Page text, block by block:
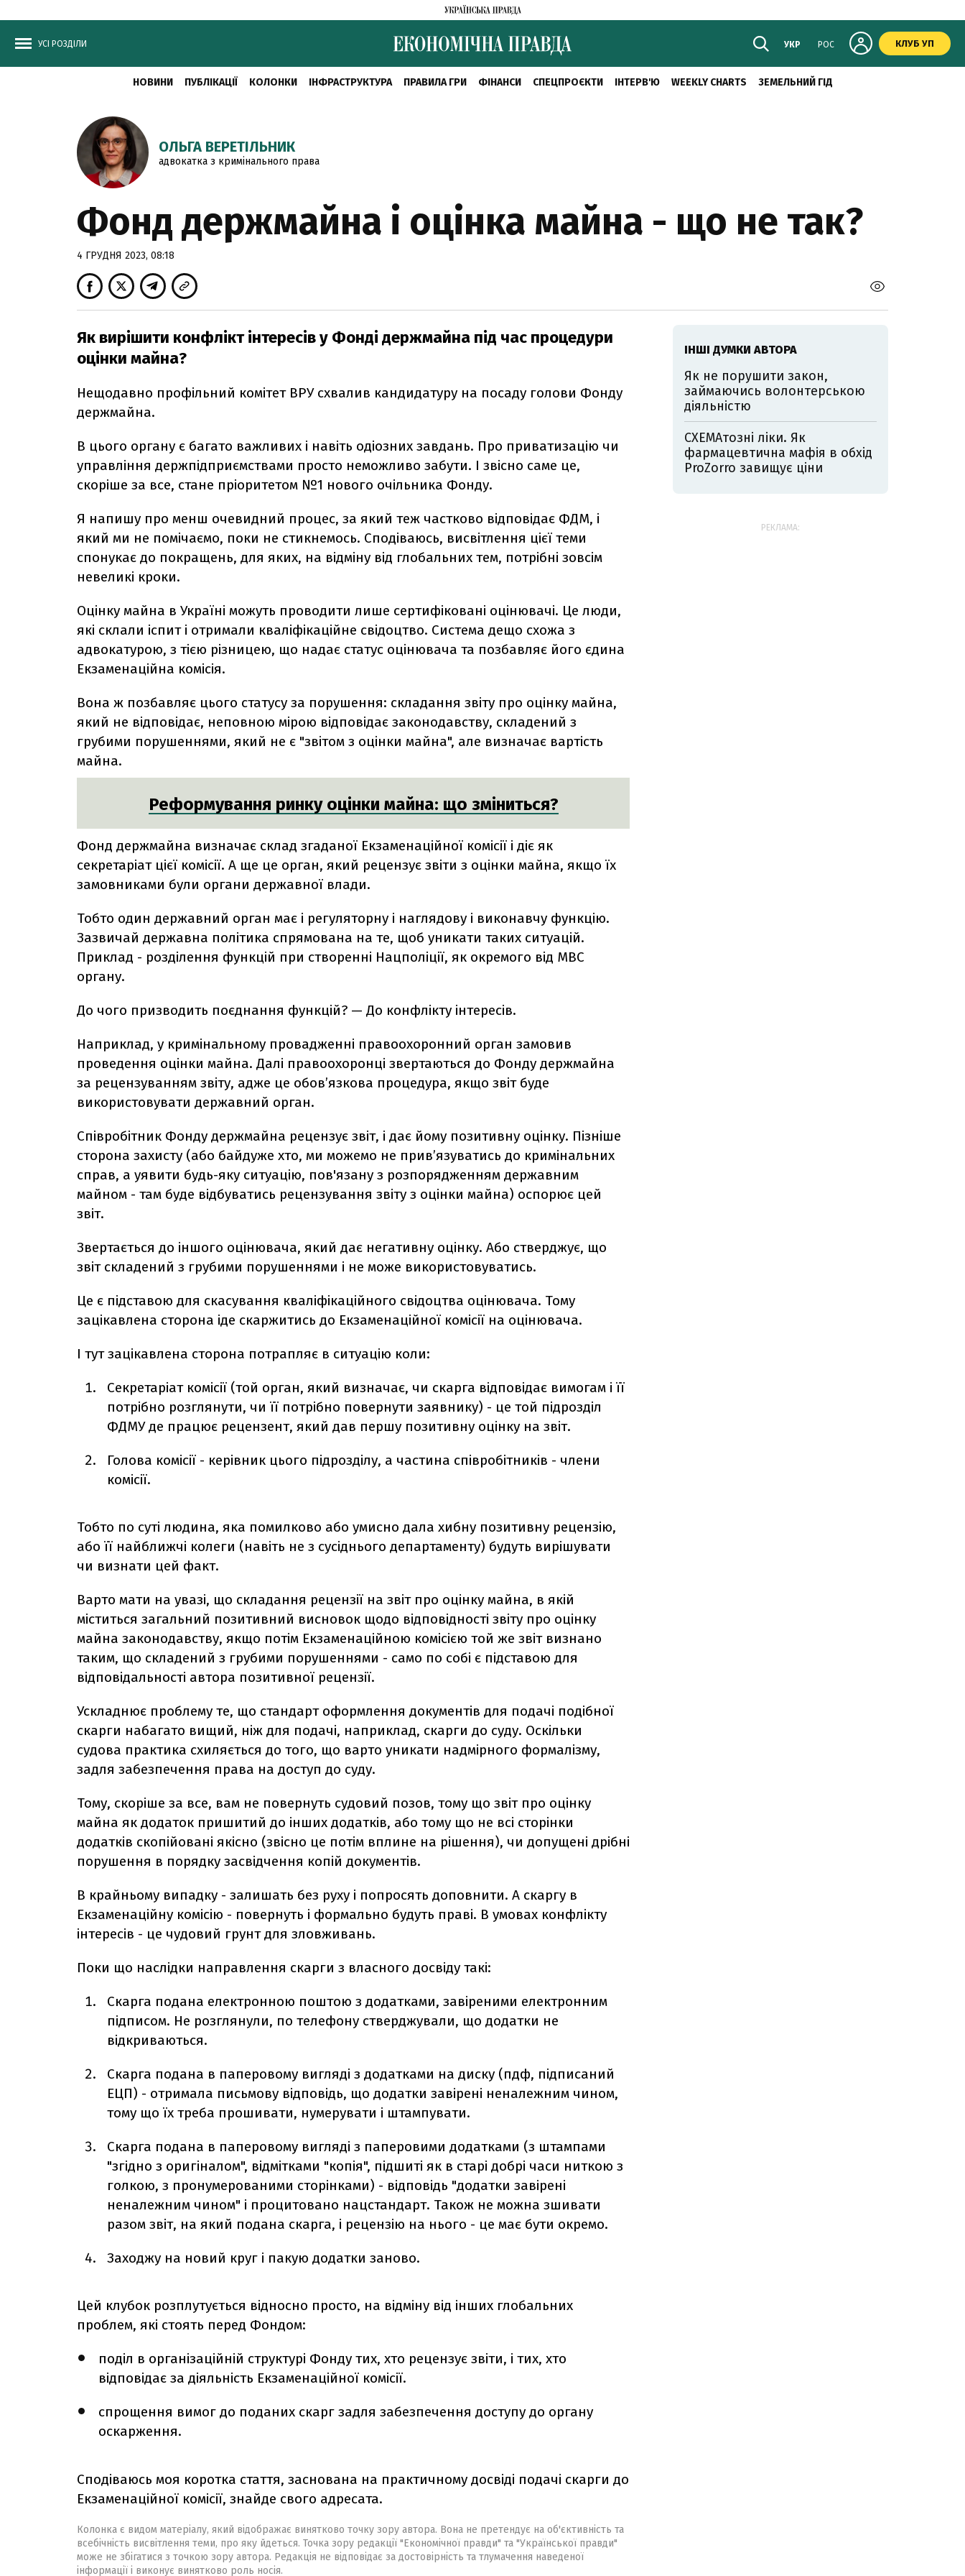
УСІ РОЗДІЛИ УКР РОС КЛУБ УП
НОВИНИ ПУБЛІКАЦІЇ КОЛОНКИ ІНФРАСТРУКТУРА ПРАВИЛА ГРИ ФІНАНСИ СПЕЦПРОЄКТИ ІНТЕРВ'Ю WEEKLY CHARTS ЗЕМЕЛЬНИЙ ГІД
ОЛЬГА ВЕРЕТІЛЬНИК
адвокатка з кримінального права
Фонд держмайна і оцінка майна - що не так?
4 ГРУДНЯ 2023, 08:18
Як вирішити конфлікт інтересів у Фонді держмайна під час процедури
оцінки майна?
Нещодавно профільний комітет ВРУ схвалив кандидатуру на посаду голови Фонду
держмайна.
В цього органу є багато важливих і навіть одіозних завдань. Про приватизацію чи
управління держпідприємствами просто неможливо забути. І звісно саме це,
скоріше за все, стане пріоритетом №1 нового очільника Фонду.
Я напишу про менш очевидний процес, за який теж частково відповідає ФДМ, і
який ми не помічаємо, поки не стикнемось. Сподіваюсь, висвітлення цієї теми
спонукає до покращень, для яких, на відміну від глобальних тем, потрібні зовсім
невеликі кроки.
Оцінку майна в Україні можуть проводити лише сертифіковані оцінювачі. Це люди,
які склали іспит і отримали кваліфікаційне свідоцтво. Система дещо схожа з
адвокатурою, з тією різницею, що надає статус оцінювача та позбавляє його єдина
Екзаменаційна комісія.
Вона ж позбавляє цього статусу за порушення: складання звіту про оцінку майна,
який не відповідає, неповною мірою відповідає законодавству, складений з
грубими порушеннями, який не є "звітом з оцінки майна", але визначає вартість
майна.
Реформування ринку оцінки майна: що зміниться?
Фонд держмайна визначає склад згаданої Екзаменаційної комісії і діє як
секретаріат цієї комісії. А ще це орган, який рецензує звіти з оцінки майна, якщо їх
замовниками були органи державної влади.
Тобто один державний орган має і регуляторну і наглядову і виконавчу функцію.
Зазвичай державна політика спрямована на те, щоб уникати таких ситуацій.
Приклад - розділення функцій при створенні Нацполіції, як окремого від МВС
органу.
До чого призводить поєднання функцій? — До конфлікту інтересів.
Наприклад, у кримінальному провадженні правоохоронний орган замовив
проведення оцінки майна. Далі правоохоронці звертаються до Фонду держмайна
за рецензуванням звіту, адже це обов’язкова процедура, якщо звіт буде
використовувати державний орган.
Співробітник Фонду держмайна рецензує звіт, і дає йому позитивну оцінку. Пізніше
сторона захисту (або байдуже хто, ми можемо не прив’язуватись до кримінальних
справ, а уявити будь-яку ситуацію, пов'язану з розпорядженням державним
майном - там буде відбуватись рецензування звіту з оцінки майна) оспорює цей
звіт.
Звертається до іншого оцінювача, який дає негативну оцінку. Або стверджує, що
звіт складений з грубими порушеннями і не може використовуватись.
Це є підставою для скасування кваліфікаційного свідоцтва оцінювача. Тому
зацікавлена сторона іде скаржитись до Екзаменаційної комісії на оцінювача.
І тут зацікавлена сторона потрапляє в ситуацію коли:
Секретаріат комісії (той орган, який визначає, чи скарга відповідає вимогам і її
потрібно розглянути, чи її потрібно повернути заявнику) - це той підрозділ
ФДМУ де працює рецензент, який дав першу позитивну оцінку на звіт.
Голова комісії - керівник цього підрозділу, а частина співробітників - члени
комісії.
Тобто по суті людина, яка помилково або умисно дала хибну позитивну рецензію,
або її найближчі колеги (навіть не з сусіднього департаменту) будуть вирішувати
чи визнати цей факт.
Варто мати на увазі, що складання рецензії на звіт про оцінку майна, в якій
міститься загальний позитивний висновок щодо відповідності звіту про оцінку
майна законодавству, якщо потім Екзаменаційною комісією той же звіт визнано
таким, що складений з грубими порушеннями - само по собі є підставою для
відповідальності автора позитивної рецензії.
Ускладнює проблему те, що стандарт оформлення документів для подачі подібної
скарги набагато вищий, ніж для подачі, наприклад, скарги до суду. Оскільки
судова практика схиляється до того, що варто уникати надмірного формалізму,
задля забезпечення права на доступ до суду.
Тому, скоріше за все, вам не повернуть судовий позов, тому що звіт про оцінку
майна як додаток пришитий до інших додатків, або тому що не всі сторінки
додатків скопійовані якісно (звісно це потім вплине на рішення), чи допущені дрібні
порушення в порядку засвідчення копій документів.
В крайньому випадку - залишать без руху і попросять доповнити. А скаргу в
Екзаменаційну комісію - повернуть і формально будуть праві. В умовах конфлікту
інтересів - це чудовий грунт для зловживань.
Поки що наслідки направлення скарги з власного досвіду такі:
Скарга подана електронною поштою з додатками, завіреними електронним
підписом. Не розглянули, по телефону стверджували, що додатки не
відкриваються.
Скарга подана в паперовому вигляді з додатками на диску (пдф, підписаний
ЕЦП) - отримала письмову відповідь, що додатки завірені неналежним чином,
тому що їх треба прошивати, нумерувати і штампувати.
Скарга подана в паперовому вигляді з паперовими додатками (з штампами
"згідно з оригіналом", відмітками "копія", підшиті як в старі добрі часи ниткою з
голкою, з пронумерованими сторінками) - відповідь "додатки завірені
неналежним чином" і процитовано нацстандарт. Також не можна зшивати
разом звіт, на який подана скарга, і рецензію на нього - це має бути окремо.
Заходжу на новий круг і пакую додатки заново.
Цей клубок розплутується відносно просто, на відміну від інших глобальних
проблем, які стоять перед Фондом:
поділ в організаційній структурі Фонду тих, хто рецензує звіти, і тих, хто
відповідає за діяльність Екзаменаційної комісії.
спрощення вимог до поданих скарг задля забезпечення доступу до органу
оскарження.
Сподіваюсь моя коротка стаття, заснована на практичному досвіді подачі скарги до
Екзаменаційної комісії, знайде свого адресата.
Колонка є видом матеріалу, який відображає винятково точку зору автора. Вона не претендує на об'єктивність та
всебічність висвітлення теми, про яку йдеться. Точка зору редакції "Економічної правди" та "Української правди"
може не збігатися з точкою зору автора. Редакція не відповідає за достовірність та тлумачення наведеної
інформації і виконує винятково роль носія.
ІНШІ ДУМКИ АВТОРА
Як не порушити закон,
займаючись волонтерською
діяльністю
СХЕМАтозні ліки. Як
фармацевтична мафія в обхід
ProZorro завищує ціни
РЕКЛАМА: